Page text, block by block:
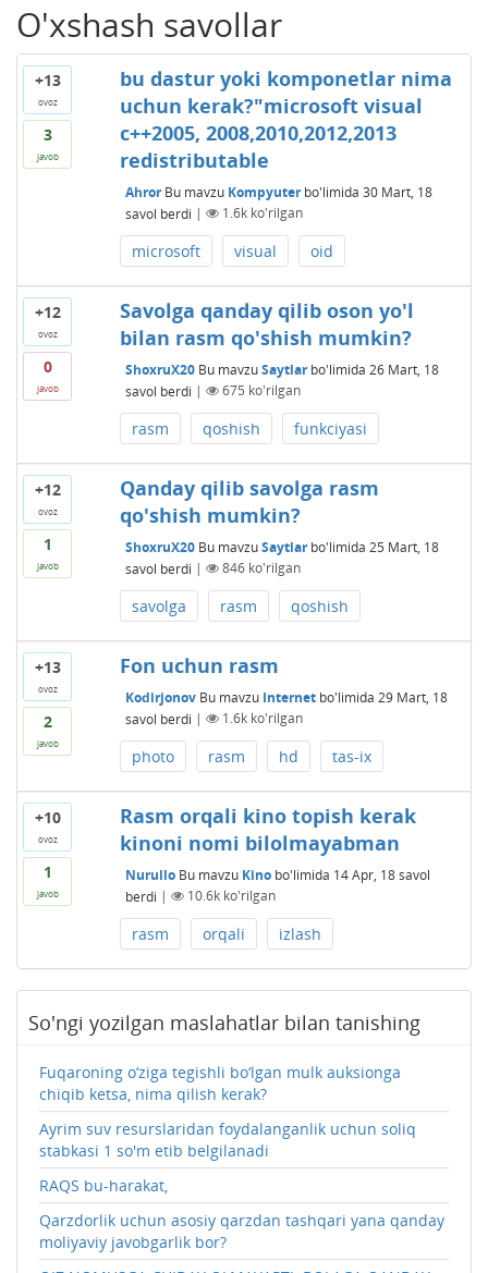
O'xshash savollar
+13
ovoz
3
javob
bu dastur yoki komponetlar nima
uchun kerak?"microsoft visual
c++2005, 2008,2010,2012,2013
redistributable
Ahror Bu mavzu Kompyuterbo'limida 30 Mart, 18
savol berdi | 1.6kko'rilgan
microsoft visual oid
+12
ovoz
0
javob
Savolga qanday qilib oson yo'l
bilan rasm qo'shish mumkin?
ShoxruX20 Bu mavzuSaytlarbo'limida 26 Mart, 18
savol berdi | 675 ko'rilgan
rasm qoshish funkciyasi
+12
ovoz
1
javob
Qanday qilib savolga rasm
qo'shish mumkin?
ShoxruX20 Bu mavzuSaytlarbo'limida 25 Mart, 18
savol berdi | 846ko'rilgan
savolga rasm qoshish
+13
ovoz
2
javob
Fon uchun rasm
Kodirjonov Bu mavzu Internetbo'limida 29 Mart, 18
savol berdi | 1.6kko'rilgan
photo rasm hd tas-ix
+10
ovoz
1
javob
Rasm orqali kino topish kerak
kinoni nomi bilolmayabman
Nurullo Bu mavzu Kinobo'limida 14 Apr, 18 savol
berdi | 10.6kko'rilgan
rasm orqali izlash
So'ngi yozilgan maslahatlar bilan tanishing
Fuqaroning o‘ziga tegishli bo‘lgan mulk auksionga
chiqib ketsa, nima qilish kerak?
Ayrim suv resurslaridan foydalanganlik uchun soliq
stabkasi 1 so'm etib belgilanadi
RAQS bu-harakat,
Qarzdorlik uchun asosiy qarzdan tashqari yana qanday
moliyaviy javobgarlik bor?